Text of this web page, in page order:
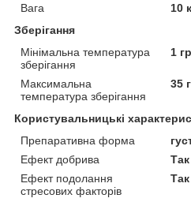
Вага
10
Зберігання
Мінімальна температура
зберігання
1
Максимальна
температура зберігання
35
Користувальницькі
Препаративна форма
Ефект добрива
Так
Ефект подолання
стресових факторів
Так